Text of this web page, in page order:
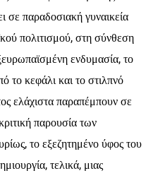
σε παραδοσιακή γυναικεία
πολιτισμού, στη σύνθεση
ενδυμασία, το
το κεφάλι και το στιλπνό
ελάχιστα παραπέμπουν σε
παρουσία των
το εξεζητημένο ύφος του
τελικά, μιας